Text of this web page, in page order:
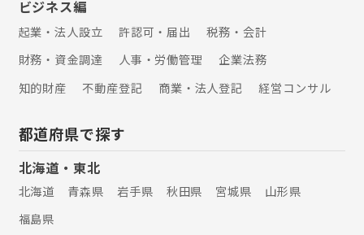
ビジネス編
起業・法人設立 許認可・届出
税務・会計
財務・資金調達
人事・労働管理
企業法務
知的財産
不動産登記 商業・法人登記 経営コンサル
都道府県で探す
北海道・東北
北海道 青森県 岩手県 秋田県 宮城県
山形県
福島県